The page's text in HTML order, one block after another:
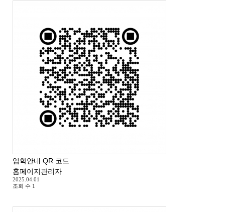
입학안내 QR 코드
홈페이지관리자
2025.04.01
조회 수 1